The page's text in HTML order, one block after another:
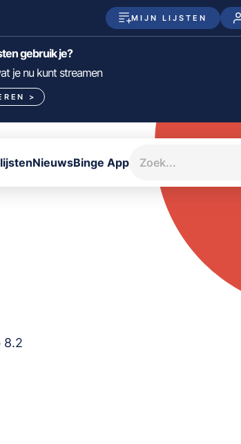
MIJN LIJSTEN
Prime Video Disney+
NPO Start
Pathé Thuis
meJane
gebruik je?
je nu kunt streamen
>
NieuwsBinge App
8.2